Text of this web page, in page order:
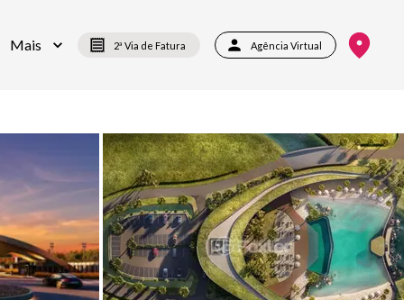
Mais 2ª Via de Fatura Agência Virtual